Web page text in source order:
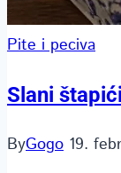
Pite i peciva
Slani
ByGogo 19.